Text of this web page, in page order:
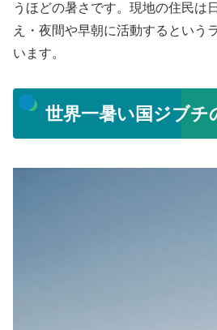
うほどの暑さです。現地の住民は
え・夜間や早朝に活動するという
います。
世界一暑い国ジブチ